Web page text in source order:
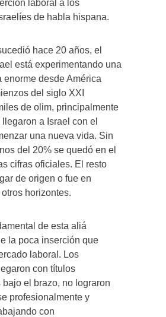
laboral a los
de habla hispana.
hace 20 años, el
está experimentando una
enorme desde América
del siglo XXI
de olim, principalmente
a Israel con el
una nueva vida. Sin
del 20% se quedó en el
cifras oficiales. El resto
de origen o fue en
horizontes.
de esta aliá
la poca inserción que
laboral. Los
con títulos
bajo el brazo, no lograron
profesionalmente y
con